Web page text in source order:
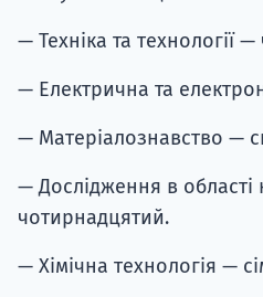
— Техніка та технології
— Електрична та
— Матеріалознавство —
— Дослідження в області
чотирнадцятий.
— Хімічна технологія —